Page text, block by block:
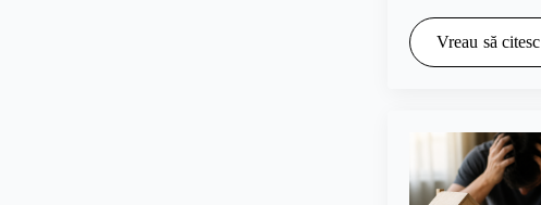
Vreau să citesc